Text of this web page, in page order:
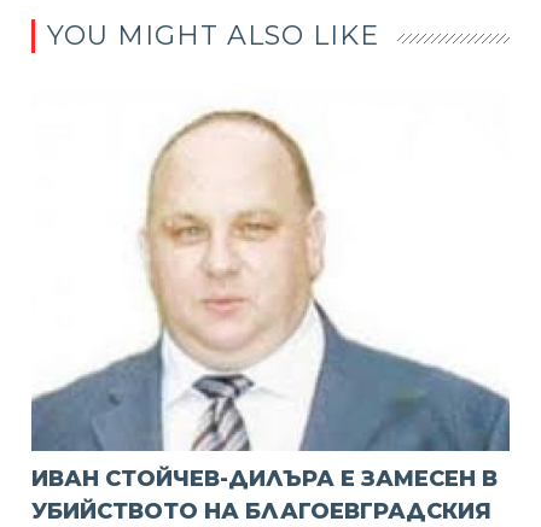
YOU MIGHT ALSO LIKE
ИВАН СТОЙЧЕВ-ДИЛЪРА Е ЗАМЕСЕН В
УБИЙСТВОТО НА БЛАГОЕВГРАДСКИЯ